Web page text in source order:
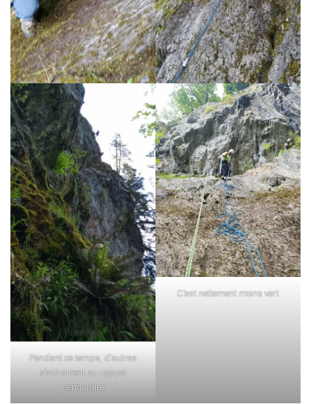
Pendant ce temps, d’autres
s’entrainent au rappel
pendulaire
C’est nettement moins vert